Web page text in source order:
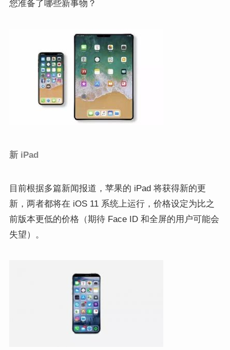
您准备了哪些新事物？
新 iPad
目前根据多篇新闻报道，苹果的 iPad将获得新的更
新， 两者都将在 iOS 11系统上运行，价格设定为比之
前版本更低的价格（期待 Face ID和全屏的用户可能会
失望）。